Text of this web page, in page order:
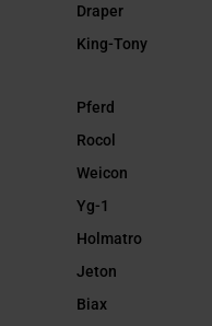
Draper
King-Tony
Pferd
Rocol
Weicon
Yg-1
Holmatro
Jeton
Biax